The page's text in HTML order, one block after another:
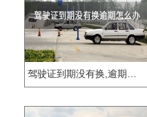
驾驶证到期没有换,逾期怎么办??